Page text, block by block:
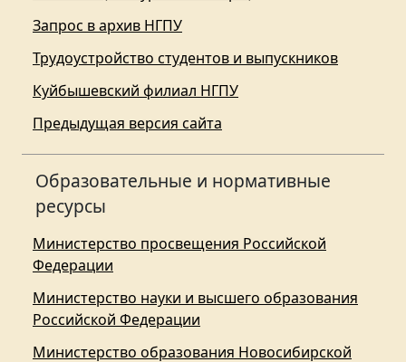
Запрос в архив НГПУ
Трудоустройство студентов и выпускников
Куйбышевский филиал НГПУ
Предыдущая версия сайта
Образовательные и нормативные
ресурсы
Министерство просвещения Российской
Федерации
Министерство науки и высшего образования
Российской Федерации
Министерство образования Новосибирской